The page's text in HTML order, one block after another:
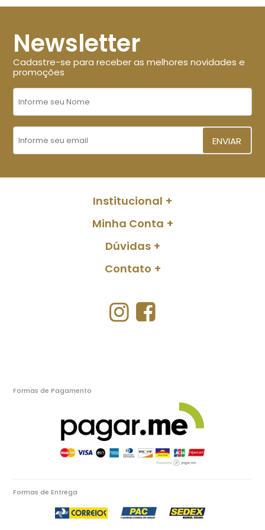
Newsletter
Cadastre-se para receber as melhores novidades e
promoções
ENVIAR
Institucional
Minha Conta
Dúvidas
Contato
Formas de Pagamento
Formas de Entrega